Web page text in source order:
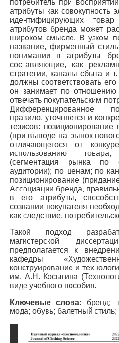
потребитель при
атрибуты как совокупность
идентифицирующих
атрибутов бренда может
широком смысле. В узком
название, фирменный
понимании в атрибуты
составляющие, как
стратегии, каналы сбыта и
должны соответствовать
он занимает по отношению
отвечать покупательским
Дифференцированное
правило, уточняется и
тезисов: позиционирование
(при выводе на рынок
отличающегося от
использованию
(сегментация рынка по
аудитории); по ценам; по
позиционирование
Ассоциации бренда,
в его атрибуты,
сознании покупателя
как следствие,
Такой подход
магистерской
предполагается к
кафедры
конструирование и
им. А.Н. Косыгина
виде учебного пособия.
Ключевые слова: бренд;
мода; обувь; балетный